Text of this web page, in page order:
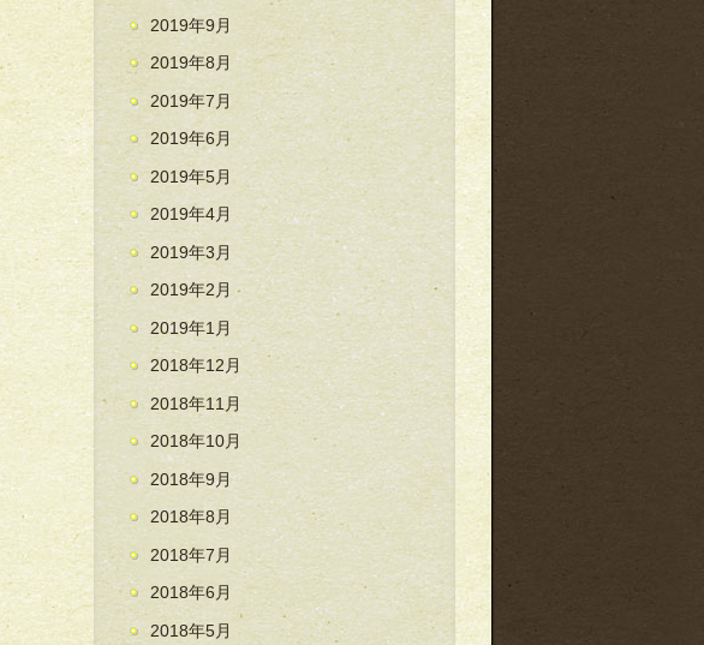
2019年9月
2019年8月
2019年7月
2019年6月
2019年5月
2019年4月
2019年3月
2019年2月
2019年1月
2018年12月
2018年11月
2018年10月
2018年9月
2018年8月
2018年7月
2018年6月
2018年5月